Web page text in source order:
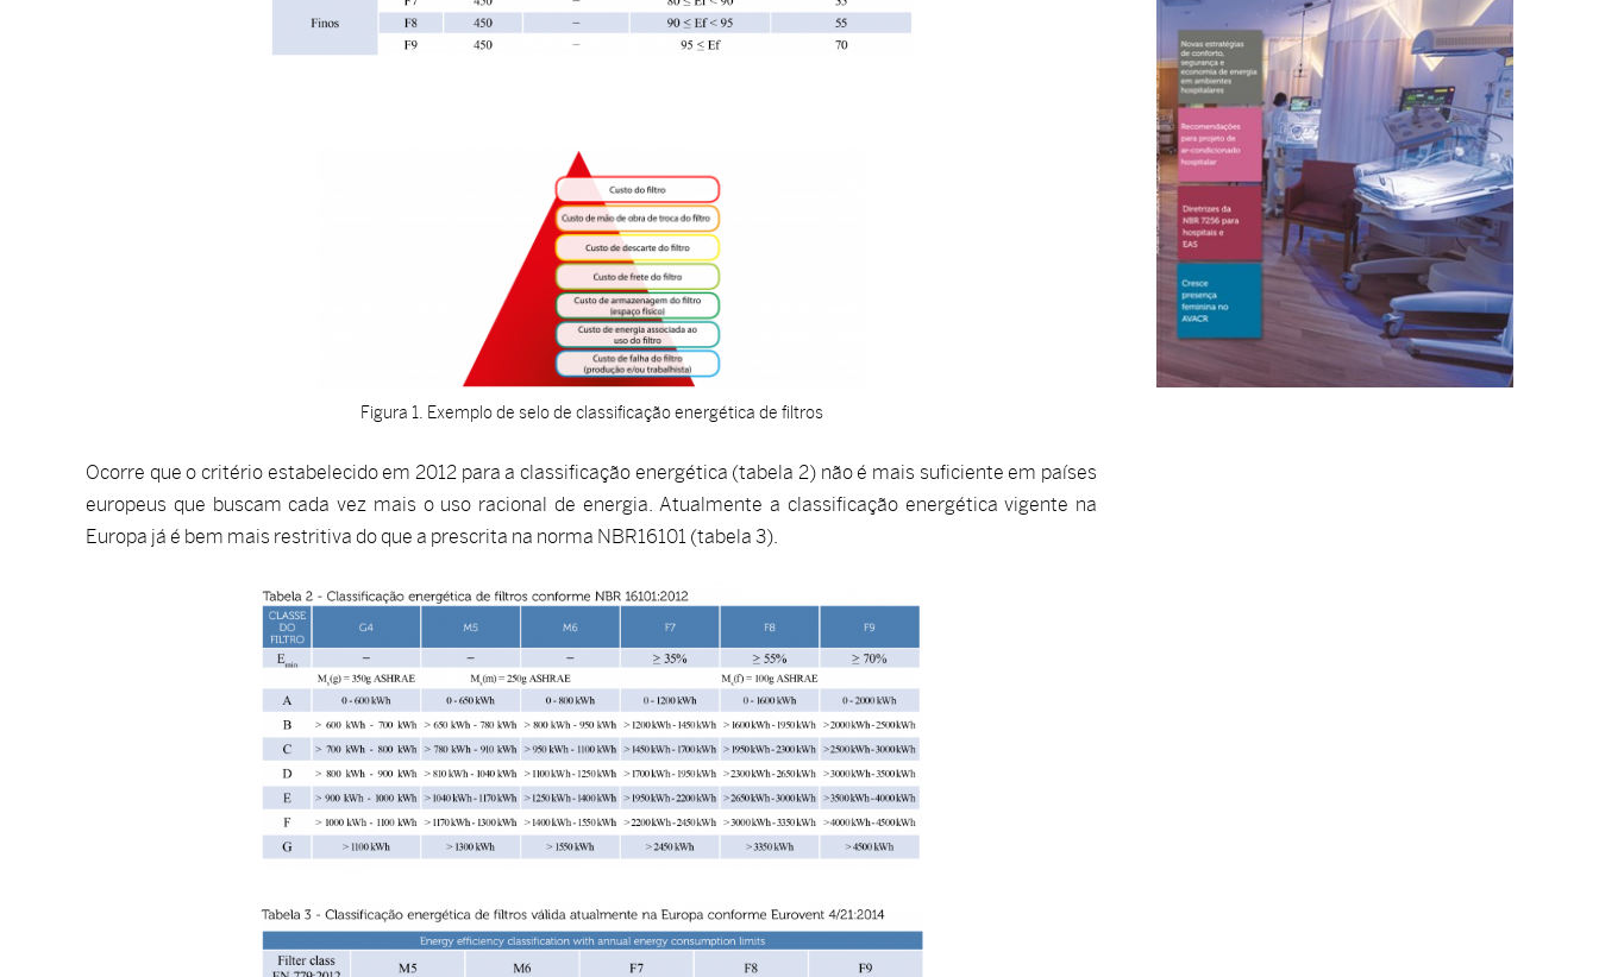
Figura 1. Exemplo de selo de classificação energética de filtros
Ocorre que o critério estabelecido em 2012 para a classificação energética (tabela 2) não é mais suficiente em países
europeus que buscam cada vez mais o uso racional de energia. Atualmente a classificação energética vigente na
Europa já é bem mais restritiva do que a prescrita na norma NBR16101 (tabela 3).